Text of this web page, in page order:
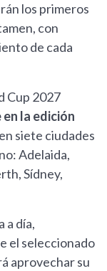
los primeros
con
de cada
Cup 2027
la edición
siete ciudades
Adelaida,
Sídney,
a día,
el seleccionado
aprovechar su